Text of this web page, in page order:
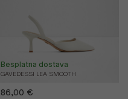
GAVEDESSI LEA SMOOTH
Besplatna dostava
86,00 €